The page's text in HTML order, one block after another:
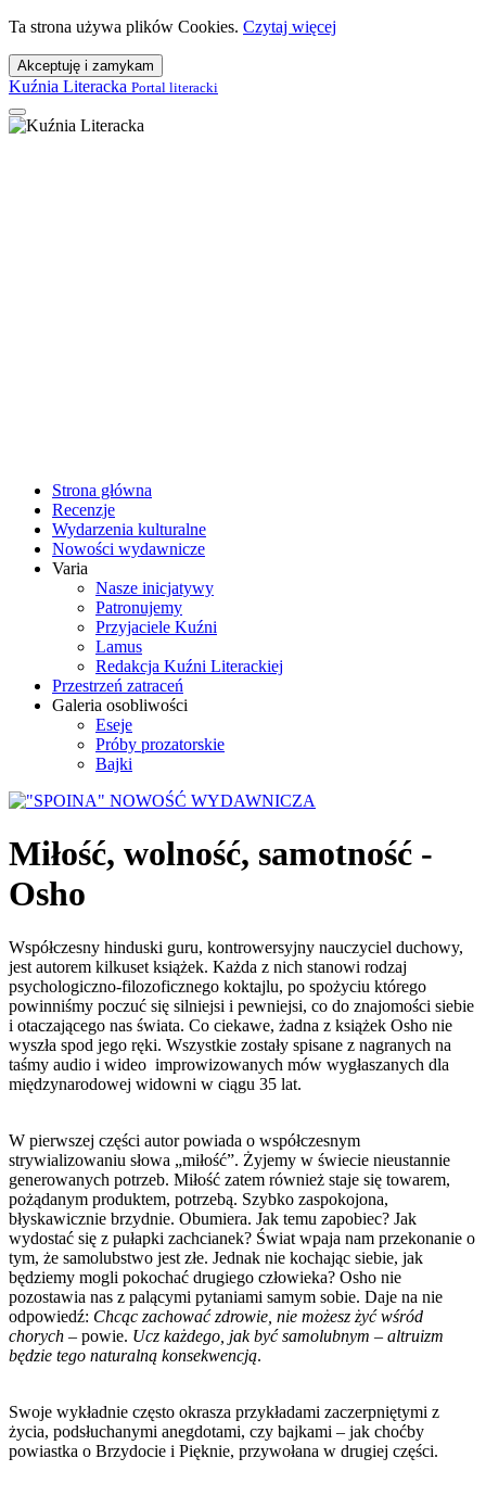
Ta strona używa plików Cookies. Czytaj więcej
Akceptuję i zamykam
Kuźnia Literacka Portal literacki
Strona główna
Recenzje
Wydarzenia kulturalne
Nowości wydawnicze
Varia
Nasze inicjatywy
Patronujemy
Przyjaciele Kuźni
Lamus
Redakcja Kuźni Literackiej
Przestrzeń zatraceń
Galeria osobliwości
Eseje
Próby prozatorskie
Bajki
Miłość, wolność, samotność -
Osho
Współczesny hinduski guru, kontrowersyjny nauczyciel duchowy,
jest autorem kilkuset książek. Każda z nich stanowi rodzaj
psychologiczno-filozoficznego koktajlu, po spożyciu którego
powinniśmy poczuć się silniejsi i pewniejsi, co do znajomości siebie
i otaczającego nas świata. Co ciekawe, żadna z książek Osho nie
wyszła spod jego ręki. Wszystkie zostały spisane z nagranych na
taśmy audio i wideo improwizowanych mów wygłaszanych dla
międzynarodowej widowni w ciągu 35 lat.
W pierwszej części autor powiada o współczesnym
strywializowaniu słowa „miłość”. Żyjemy w świecie nieustannie
generowanych potrzeb. Miłość zatem również staje się towarem,
pożądanym produktem, potrzebą. Szybko zaspokojona,
błyskawicznie brzydnie. Obumiera. Jak temu zapobiec? Jak
wydostać się z pułapki zachcianek? Świat wpaja nam przekonanie o
tym, że samolubstwo jest złe. Jednak nie kochając siebie, jak
będziemy mogli pokochać drugiego człowieka? Osho nie
pozostawia nas z palącymi pytaniami samym sobie. Daje na nie
odpowiedź: Chcąc zachować zdrowie, nie możesz żyć wśród
chorych – powie. Ucz każdego, jak być samolubnym – altruizm
będzie tego naturalną konsekwencją.
Swoje wykładnie często okrasza przykładami zaczerpniętymi z
życia, podsłuchanymi anegdotami, czy bajkami – jak choćby
powiastka o Brzydocie i Pięknie, przywołana w drugiej części.